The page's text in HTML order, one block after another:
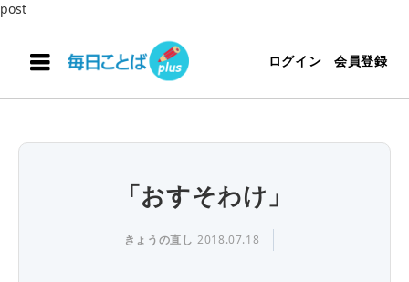
post
ログイン 会員登録
「おすそわけ」
きょうの直し 2018.07.18